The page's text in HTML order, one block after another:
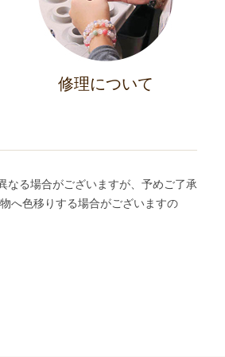
修理について
なる場合がございますが、予めご了承
へ色移りする場合がございますの